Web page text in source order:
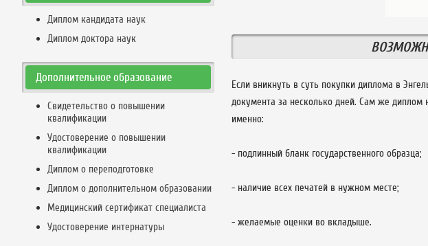
Если вникнуть в суть покупки диплома в
документа за несколько дней. Сам же диплом
именно:
- подлинный бланк государственного образца;
- наличие всех печатей в нужном месте;
- желаемые оценки во вкладыше.
Диплом кандидата наук
Диплом доктора наук
Дополнительное образование
Свидетельство о повышении
квалификации
Удостоверение о повышении
квалификации
Диплом о переподготовке
Диплом о дополнительном образовании
Медицинский сертификат специалиста
Удостоверение интернатуры